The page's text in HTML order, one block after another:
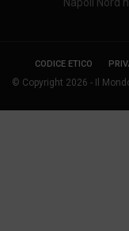
Napoli Nord
CODICE ETICO
© Copyright 2026 - Il